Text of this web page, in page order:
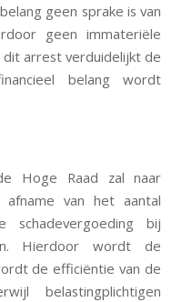
geen sprake is van
geen immateriële
dit arrest verduidelijkt de
belang wordt
Hoge Raad zal naar
van het aantal
schadevergoeding bij
Hierdoor wordt de
de efficiëntie van de
belastingplichtigen